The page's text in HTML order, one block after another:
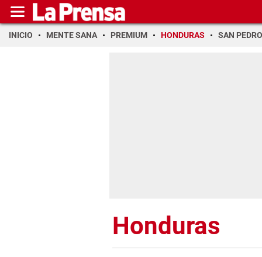
INICIO MENTE SANA PREMIUM HONDURAS SAN PEDRO
Honduras